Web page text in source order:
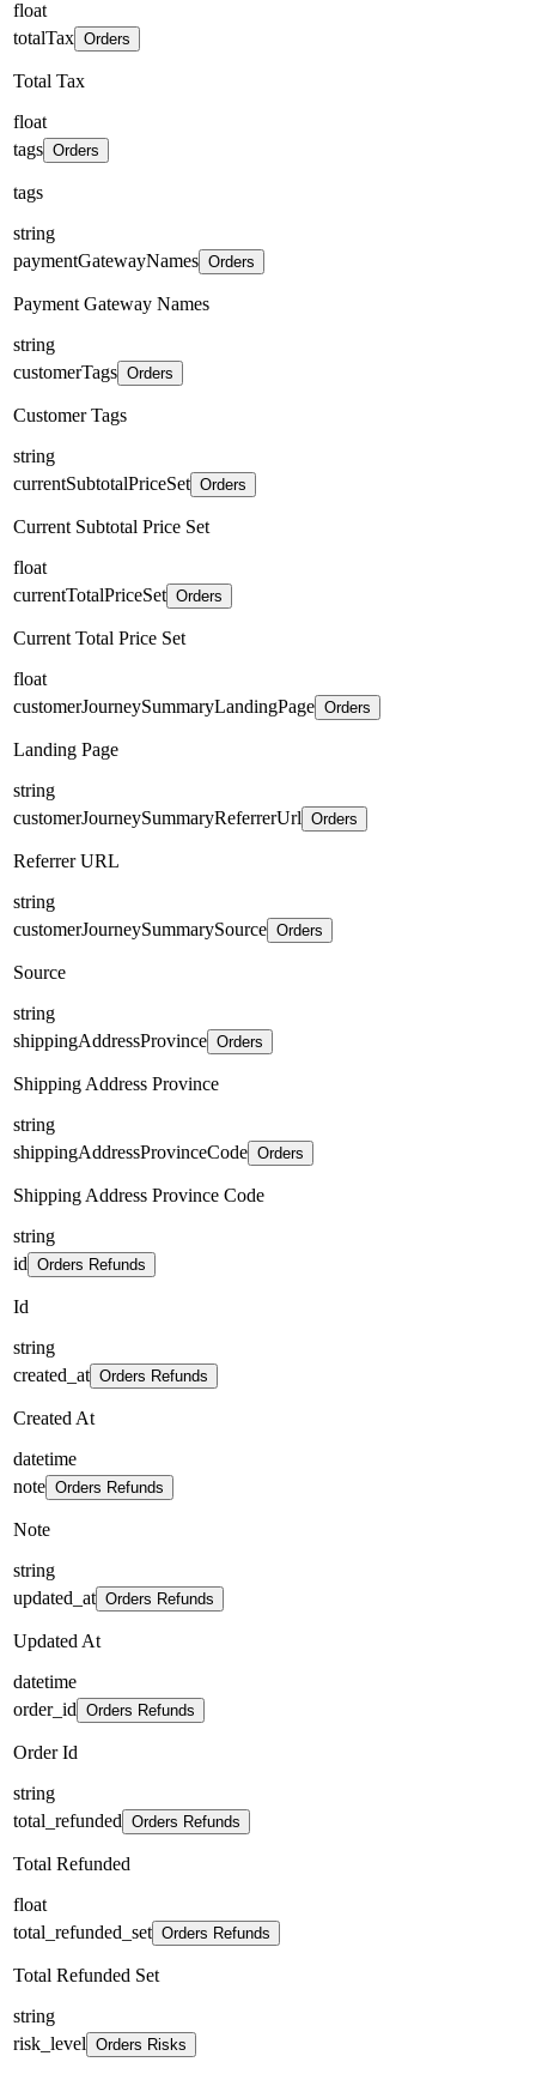
float
totalTax Orders
Total Tax
float
tags Orders
tags
string
paymentGatewayNames Orders
Payment Gateway Names
string
customerTags Orders
Customer Tags
string
currentSubtotalPriceSet Orders
Current Subtotal Price Set
float
currentTotalPriceSet Orders
Current Total Price Set
float
customerJourneySummaryLandingPage Orders
Landing Page
string
customerJourneySummaryReferrerUrl Orders
Referrer URL
string
customerJourneySummarySource Orders
Source
string
shippingAddressProvince Orders
Shipping Address Province
string
shippingAddressProvinceCode Orders
Shipping Address Province Code
string
id Orders Refunds
Id
string
created_at Orders Refunds
Created At
datetime
note Orders Refunds
Note
string
updated_at Orders Refunds
Updated At
datetime
order_id Orders Refunds
Order Id
string
total_refunded Orders Refunds
Total Refunded
float
total_refunded_set Orders Refunds
Total Refunded Set
string
risk_level Orders Risks